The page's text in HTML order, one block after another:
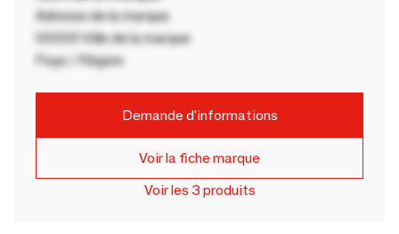
Adresse de la marque
00000 Ville de la marque
Pays / Région
Demande d'informations
Voir la fiche marque
Voir les 3 produits